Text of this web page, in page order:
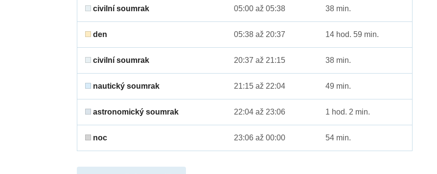
civilní soumrak 05:00 až 05:38 38 min.
den 05:38 až 20:37 14 hod. 59 min.
civilní soumrak 20:37 až 21:15 38 min.
nautický soumrak 21:15 až 22:04 49 min.
astronomický soumrak 22:04 až 23:06 1 hod. 2 min.
noc 23:06 až 00:00 54 min.